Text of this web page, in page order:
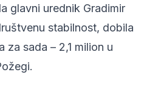
glavni urednik Gradimir
stabilnost, dobila
sada – 2,1 milion u